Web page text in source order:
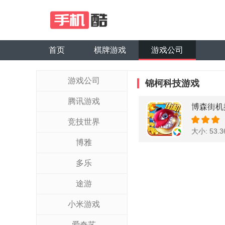
首页 棋牌游戏 游戏公司
游戏公司
腾讯游戏
竞技世界
博雅
多乐
途游
小米游戏
锦柯科技游戏
博森街机
大小: